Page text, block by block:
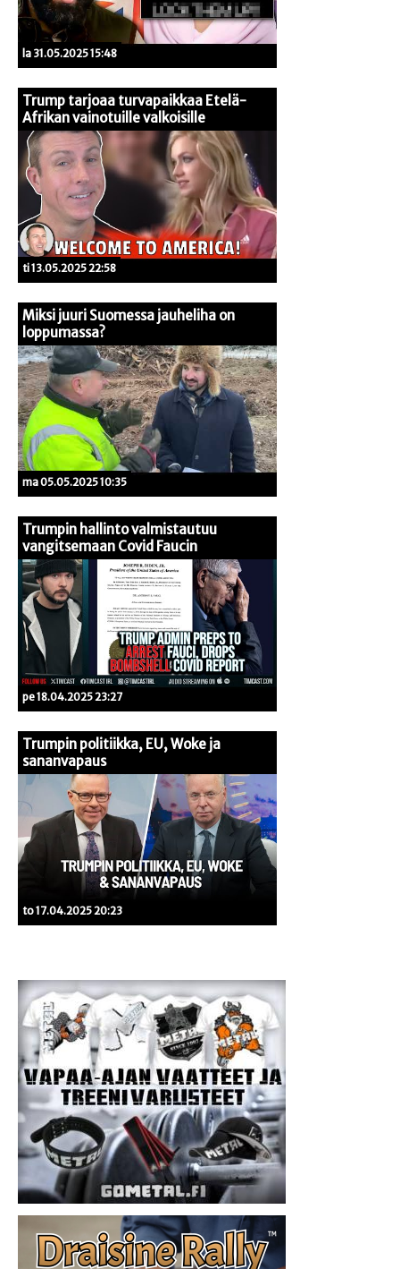
la 31.05.2025 15:48
Trump tarjoaa turvapaikkaa Etelä-
Afrikan vainotuille valkoisille
ti 13.05.2025 22:58
Miksi juuri Suomessa jauheliha on
loppumassa?
ma 05.05.2025 10:35
Trumpin hallinto valmistautuu
vangitsemaan Covid Faucin
pe 18.04.2025 23:27
Trumpin politiikka, EU, Woke ja
sananvapaus
to 17.04.2025 20:23